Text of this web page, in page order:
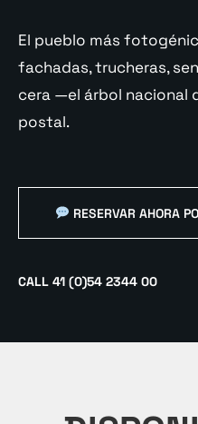
El pueblo más
fachadas, trucheras,
cera —el árbol nacional
postal.
RESERVAR AHORA
CALL 41 (0)54 2344 00